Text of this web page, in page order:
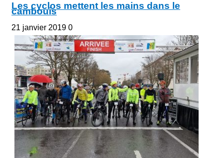
Les cyclos mettent les mains dans le
cambouis
21 janvier 2019 0